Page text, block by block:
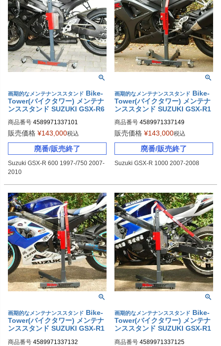
画期的なメンテナンススタンド Bike-
Tower(バイクタワー) メンテナ
ンススタンド SUZUKI GSX-R6
商品番号 4589971337101
販売価格 ¥143,000税込
廃番/販売終了
Suzuki GSX-R 600 1997-/750 2007-
2010
画期的なメンテナンススタンド Bike-
Tower(バイクタワー) メンテナ
ンススタンド SUZUKI GSX-R1
商品番号 4589971337149
販売価格 ¥143,000税込
廃番/販売終了
Suzuki GSX-R 1000 2007-2008
画期的なメンテナンススタンド Bike-
Tower(バイクタワー) メンテナ
ンススタンド SUZUKI GSX-R1
商品番号 4589971337132
画期的なメンテナンススタンド Bike-
Tower(バイクタワー) メンテナ
ンススタンド SUZUKI GSX-R1
商品番号 4589971337125